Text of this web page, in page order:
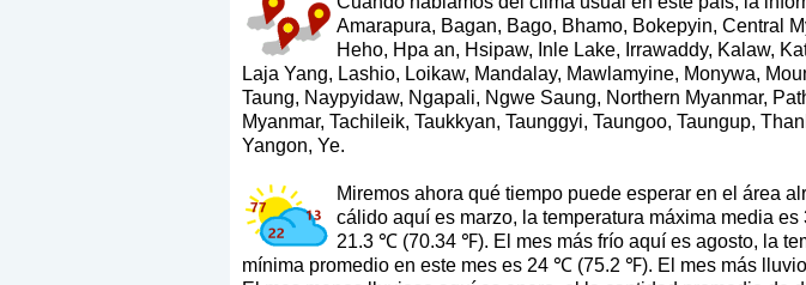
Amarapura, Bagan, Bago, Bhamo, Bokepyin, Central
Heho, Hpa an, Hsipaw, Inle Lake, Irrawaddy, Kalaw,
Laja Yang, Lashio, Loikaw, Mandalay, Mawlamyine, Monywa,
Taung, Naypyidaw, Ngapali, Ngwe Saung, Northern Myanmar,
Myanmar, Tachileik, Taukkyan, Taunggyi, Taungoo, Taungup,
Yangon, Ye.
Miremos ahora qué tiempo puede esperar en el área
cálido aquí es marzo, la temperatura máxima media
21.3 ℃ (70.34 ℉). El mes más frío aquí es agosto, la
mínima promedio en este mes es 24 ℃ (75.2 ℉). El mes más